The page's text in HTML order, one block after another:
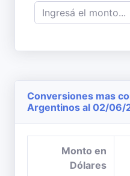
Conversiones mas
Argentinos al 02/06/
Monto en
Dólares